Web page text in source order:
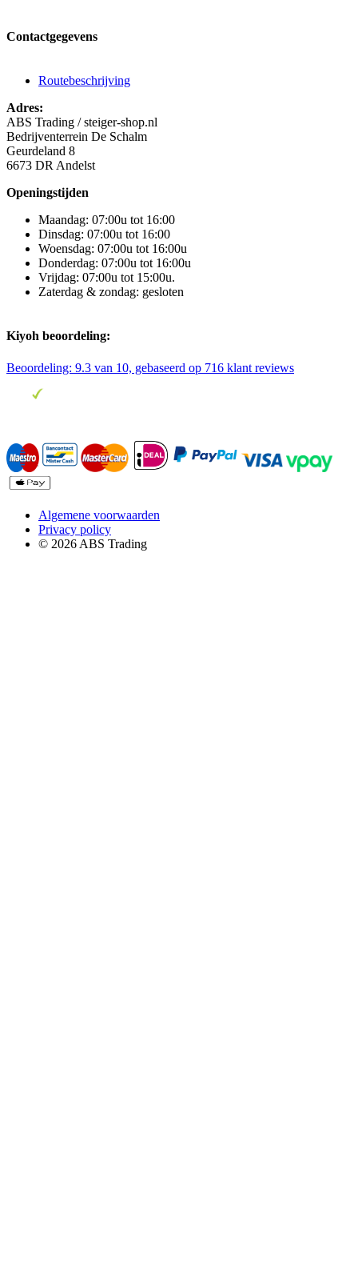
Contactgegevens
Routebeschrijving
Adres:
ABS Trading / steiger-shop.nl
Bedrijventerrein De Schalm
Geurdeland 8
6673 DR Andelst
Openingstijden
Maandag: 07:00u tot 16:00
Dinsdag: 07:00u tot 16:00
Woensdag: 07:00u tot 16:00u
Donderdag: 07:00u tot 16:00u
Vrijdag: 07:00u tot 15:00u.
Zaterdag & zondag: gesloten
Kiyoh beoordeling:
Beoordeling: 9.3 van 10, gebaseerd op 716 klant reviews
Algemene voorwaarden
Privacy policy
© 2026 ABS Trading